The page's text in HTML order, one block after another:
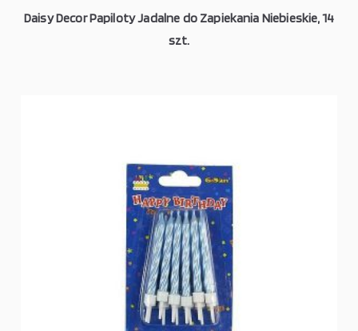
Daisy Decor Papiloty Jadalne do Zapiekania Niebieskie, 14
szt.